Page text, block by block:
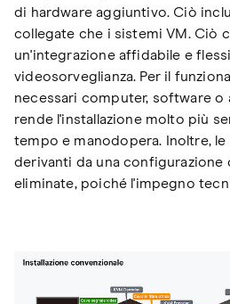
di hardware aggiuntivo. Ciò
collegate che i sistemi VM. Ciò
un'integrazione affidabile e
videosorveglianza. Per il
necessari computer, software o
rende l'installazione molto più
tempo e manodopera. Inoltre,
derivanti da una configurazione
eliminate, poiché l'impegno